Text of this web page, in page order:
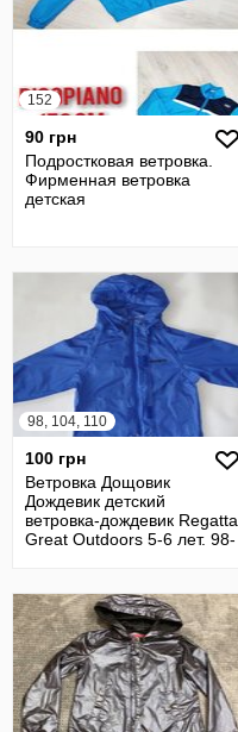
152
90 грн
Подростковая ветровка.
Фирменная ветровка
детская
98, 104, 110
100 грн
Ветровка Дощовик
Дождевик детский
ветровка-дождевик Regatta
Great Outdoors 5-6 лет. 98-